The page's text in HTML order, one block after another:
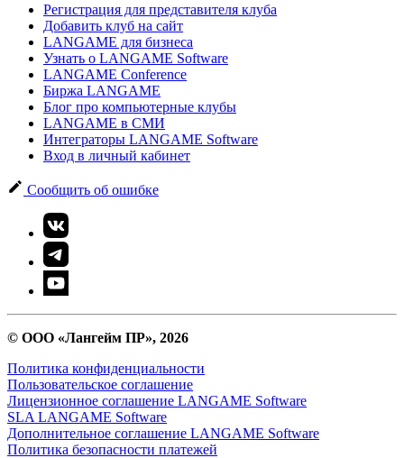
Регистрация для представителя клуба
Добавить клуб на сайт
LANGAME для бизнеса
Узнать о LANGAME Software
LANGAME Conference
Биржа LANGAME
Блог про компьютерные клубы
LANGAME в СМИ
Интеграторы LANGAME Software
Вход в личный кабинет
Сообщить об ошибке
© ООО «Лангейм ПР», 2026
Политика конфиденциальности
Пользовательское соглашение
Лицензионное соглашение LANGAME Software
SLA LANGAME Software
Дополнительное соглашение LANGAME Software
Политика безопасности платежей